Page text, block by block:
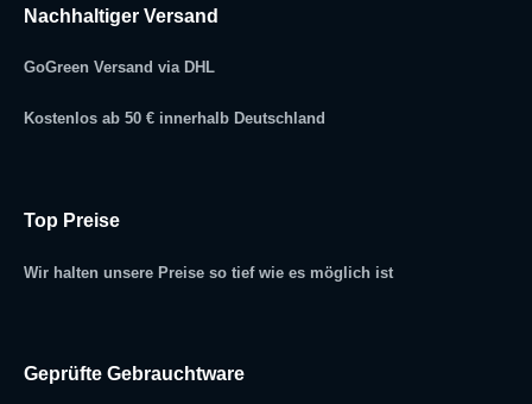
Nachhaltiger Versand
GoGreen Versand via DHL
Kostenlos ab 50 € innerhalb Deutschland
Top Preise
Wir halten unsere Preise so tief wie es möglich ist
Geprüfte Gebrauchtware